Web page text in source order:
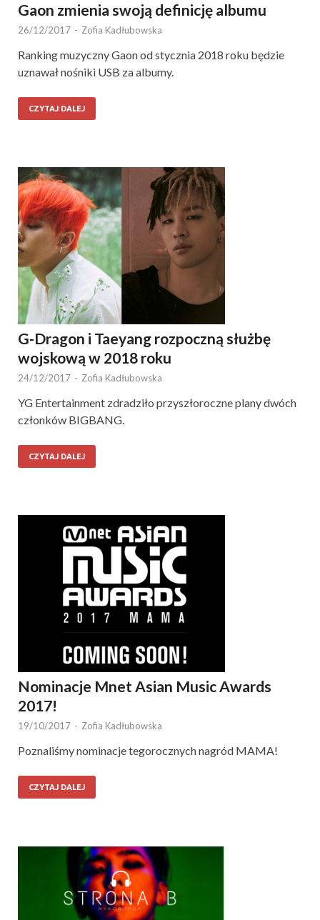
Gaon zmienia swoją definicję albumu
26/12/2017 - Zofia Kadłubowska
Ranking muzyczny Gaon od stycznia 2018 roku będzie
uznawał nośniki USB za albumy.
CZYTAJ DALEJ
G-Dragon i Taeyang rozpoczną służbę
wojskową w 2018 roku
24/12/2017 - Zofia Kadłubowska
YG Entertainment zdradziło przyszłoroczne plany dwóch
członków BIGBANG.
CZYTAJ DALEJ
Nominacje Mnet Asian Music Awards
2017!
19/10/2017 - Zofia Kadłubowska
Poznaliśmy nominacje tegorocznych nagród MAMA!
CZYTAJ DALEJ